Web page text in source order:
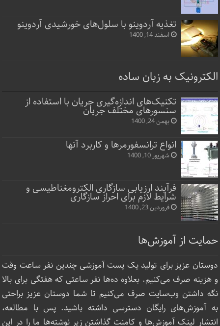
تغذیه آردوینو با سلول‌های خورشیدی آردوینو
اسفند 14, 1400
الکترونیک به زبان ساده
تکنیک‌های اندازه‌گیری جریان با استفاده از
سنسورهای مختلف جریان
بهمن 24, 1400
انواع ترانسفورمرها و کاربرد آنها
شهریور 10, 1400
فرآیند ارزیابی سازگاری الکترومغناطیسی و
شرایط لازم برای احراز سازگاری
فروردین 23, 1400
حمایت از آموزش‌ها
دوستان عزیز برای تولید یک پست آموزشی چندین نفر ساعت‌ وقت
و هزینه صرف می‌کنیم. بعلاوه ده‌ها نفر ساعتی که هفتگی برای بالا
نگه داشتن وب‌سایت صرف ‌می‌کنیم تا شما دوستان عزیز براحتی
به آموزش‌های رایگان دسترسی داشته باشید. پس با مطالعه،
انتشار لینک‌ آموزش‌ها و کامنت گذاشتن زیر نوشته‌‌ها ما را در این